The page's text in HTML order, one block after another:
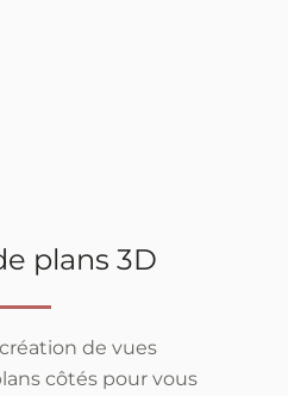
plans 3D
de vues
côtés pour vous